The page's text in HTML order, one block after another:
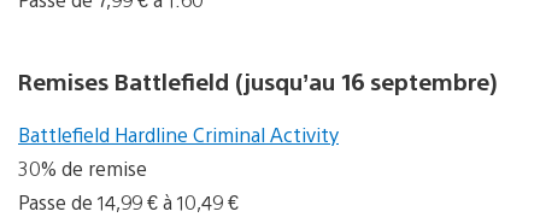
Remises Battlefield (jusqu’au 16 septembre)
Battlefield Hardline Criminal Activity
30% de remise
Passe de 14,99 € à 10,49 €